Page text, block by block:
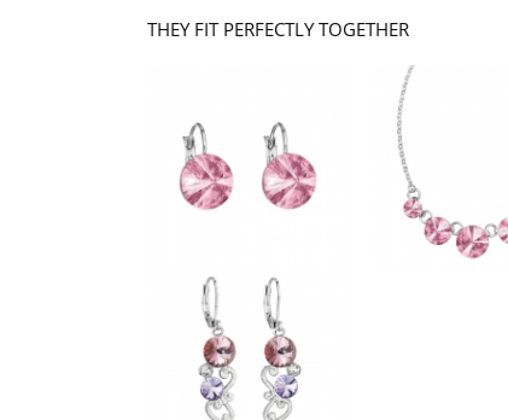
THEY FIT PERFECTLY TOGETHER